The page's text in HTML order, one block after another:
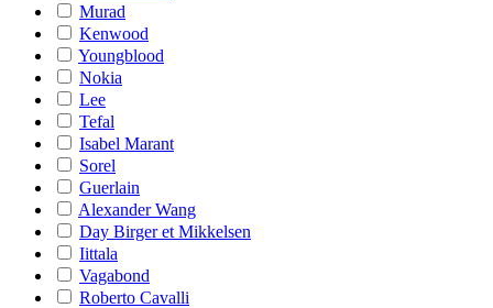
Murad
Kenwood
Youngblood
Nokia
Lee
Tefal
Isabel Marant
Sorel
Guerlain
Alexander Wang
Day Birger et Mikkelsen
Iittala
Vagabond
Roberto Cavalli